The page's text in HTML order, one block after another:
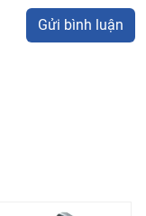
Gửi bình luận